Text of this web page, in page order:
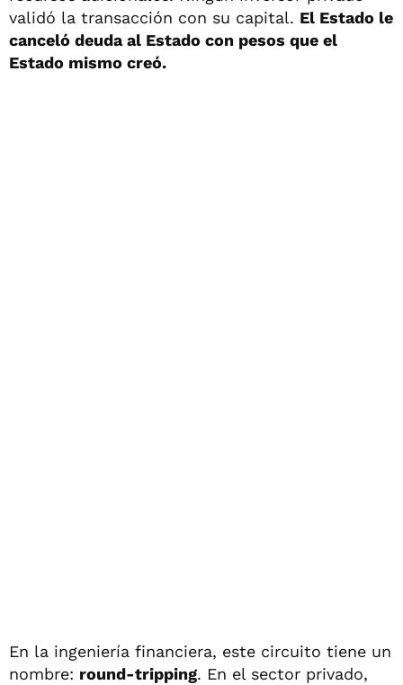
validó la transacción con su capital. El Estado le
canceló deuda al Estado con pesos que el
Estado mismo creó.
En la ingeniería financiera, este circuito tiene un
nombre: round-tripping. En el sector privado,